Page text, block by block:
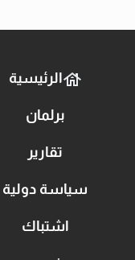
الرئيسية
برلمان
تقارير
سياسة دولية
اشتباك